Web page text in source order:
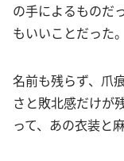
の手によるものだ
もいいことだった。
名前も残らず、爪
さと敗北感だけが
って、あの衣装と